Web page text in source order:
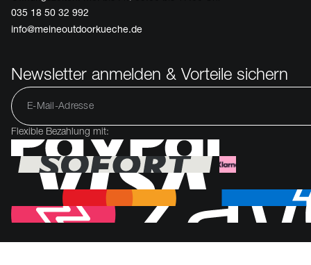
035 18 50 32 992
info@meineoutdoorkueche.de
Newsletter anmelden & Vorteile sichern
Flexible Bezahlung mit: